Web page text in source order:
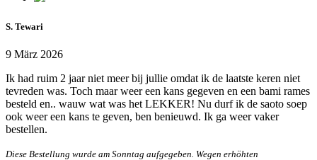
S. Tewari
9 März 2026
Ik had ruim 2 jaar niet meer bij jullie omdat ik de laatste keren niet
tevreden was. Toch maar weer een kans gegeven en een bami rames
besteld en.. wauw wat was het LEKKER! Nu durf ik de saoto soep
ook weer een kans te geven, ben benieuwd. Ik ga weer vaker
bestellen.
Diese Bestellung wurde am Sonntag aufgegeben. Wegen erhöhten